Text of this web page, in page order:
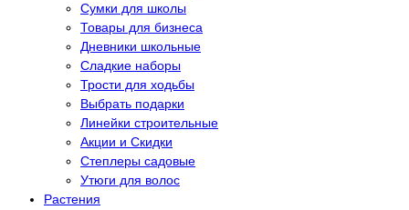
Сумки для школы
Товары для бизнеса
Дневники школьные
Сладкие наборы
Трости для ходьбы
Выбрать подарки
Линейки строительные
Акции и Скидки
Степлеры садовые
Утюги для волос
Растения